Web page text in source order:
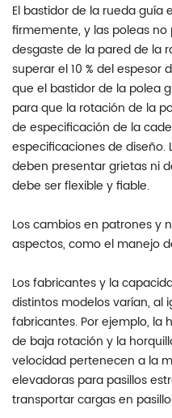
El bastidor de la rueda guía
firmemente, y las poleas
desgaste de la pared de la
superar el 10 % del espesor
que el bastidor de la polea
para que la rotación de la
de especificación de la
especificaciones de diseño.
deben presentar grietas ni
debe ser flexible y fiable.
Los cambios en patrones y
aspectos, como el manejo
Los fabricantes y la
distintos modelos varían, al
fabricantes. Por ejemplo, la
de baja rotación y la
velocidad pertenecen a la
elevadoras para pasillos
transportar cargas en